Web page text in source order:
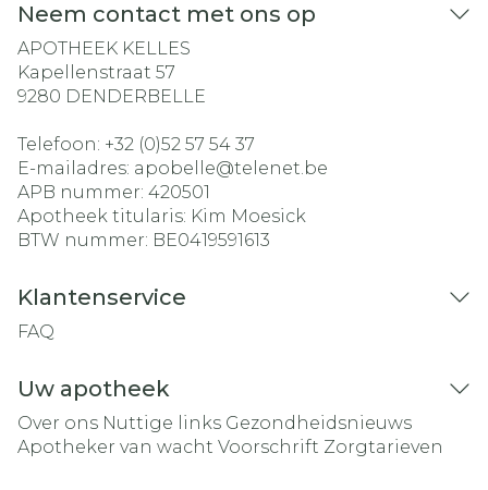
Neem contact met ons op
APOTHEEK KELLES
Kapellenstraat 57
9280 DENDERBELLE
Telefoon: +32 (0)52 57 54 37
E-mailadres: apobelle@telenet.be
APB nummer: 420501
Apotheek titularis: Kim Moesick
BTW nummer: BE0419591613
Klantenservice
FAQ
Uw apotheek
Over ons Nuttige links Gezondheidsnieuws
Apotheker van wacht Voorschrift Zorgtarieven